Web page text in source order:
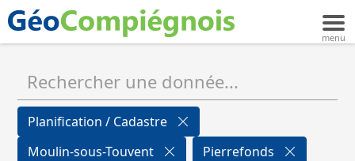
Planification / Cadastre
Moulin-sous-Touvent
Pierrefonds